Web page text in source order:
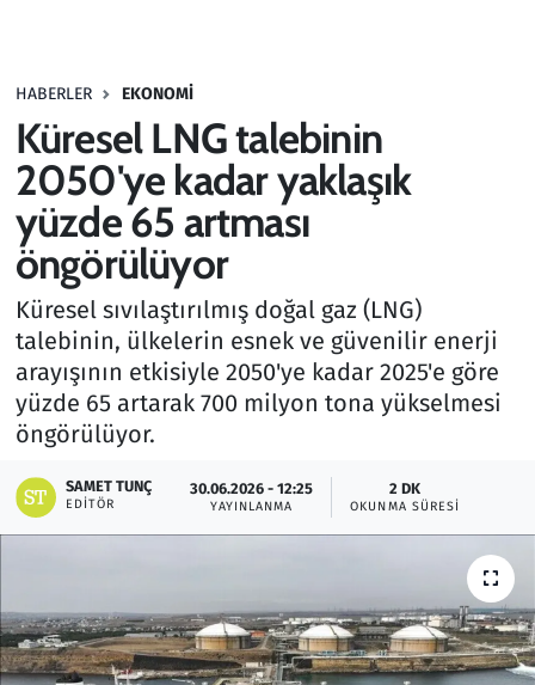
HABERLER EKONOMI
Küresel LNG talebinin
2050'ye kadar yaklaşık
yüzde 65 artması
öngörülüyor
Küresel sıvılaştırılmış doğal gaz (LNG)
talebinin, ülkelerin esnek ve güvenilir enerji
arayışının etkisiyle 2050'ye kadar 2025'e göre
yüzde 65 artarak 700 milyon tona yükselmesi
öngörülüyor.
SAMET TUNÇ
EDITÖR
30.06.2026 - 12:25
YAYINLANMA
2 DK
OKUNMA SÜRESI
Haber
Kültür Sanat
Kurumsal Haberler
Lezzet Durağı
Memur ve Kamu
Otomobil
Ramazan
Rüya Tabirleri